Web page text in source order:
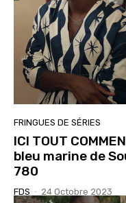
FRINGUES DE SÉRIES
ICI TOUT
bleu marine de
780
FDS - 24 Octobre 2023